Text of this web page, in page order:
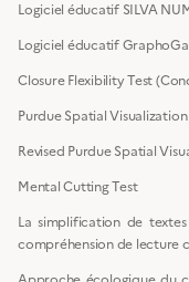
Logiciel éducatif SILVA
Logiciel éducatif
Closure Flexibility Test
Purdue Spatial
Revised Purdue Spatial
Mental Cutting Test
La simplification de
compréhension de lecture